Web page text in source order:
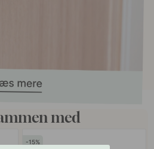
med
15